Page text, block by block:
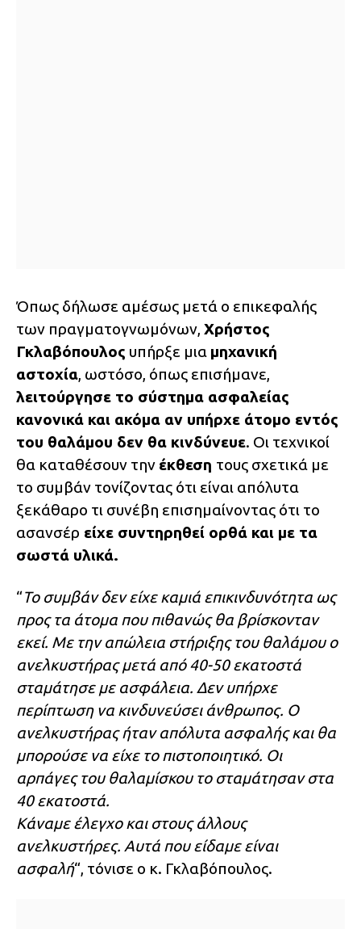
Όπως δήλωσε αμέσως μετά ο επικεφαλής
των πραγματογνωμόνων, Χρήστος
Γκλαβόπουλος υπήρξε μια μηχανική
αστοχία, ωστόσο, όπως επισήμανε,
λειτούργησε το σύστημα ασφαλείας
κανονικά και ακόμα αν υπήρχε άτομο εντός
του θαλάμου δεν θα κινδύνευε. Οι τεχνικοί
θα καταθέσουν την έκθεση τους σχετικά με
το συμβάν τονίζοντας ότι είναι απόλυτα
ξεκάθαρο τι συνέβη επισημαίνοντας ότι το
ασανσέρ είχε συντηρηθεί ορθά και με τα
σωστά υλικά.
“Το συμβάν δεν είχε καμιά επικινδυνότητα ως
προς τα άτομα που πιθανώς θα βρίσκονταν
εκεί. Με την απώλεια στήριξης του θαλάμου ο
ανελκυστήρας μετά από 40-50 εκατοστά
σταμάτησε με ασφάλεια. Δεν υπήρχε
περίπτωση να κινδυνεύσει άνθρωπος. Ο
ανελκυστήρας ήταν απόλυτα ασφαλής και θα
μπορούσε να είχε το πιστοποιητικό. Οι
αρπάγες του θαλαμίσκου το σταμάτησαν στα
40 εκατοστά.
Κάναμε έλεγχο και στους άλλους
ανελκυστήρες. Αυτά που είδαμε είναι
ασφαλή“, τόνισε ο κ. Γκλαβόπουλος.